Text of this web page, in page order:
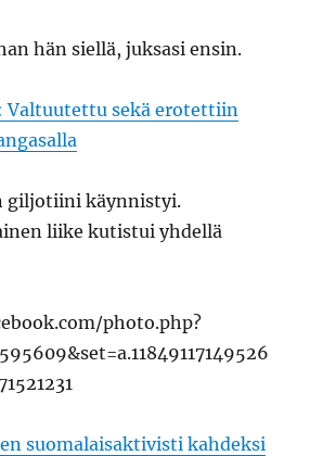
hän siellä, juksasi ensin.
Valtuutettu sekä erotettiin
giljotiini käynnistyi.
liike kutistui yhdellä
photo.php?
suomalaisaktivisti kahdeksi